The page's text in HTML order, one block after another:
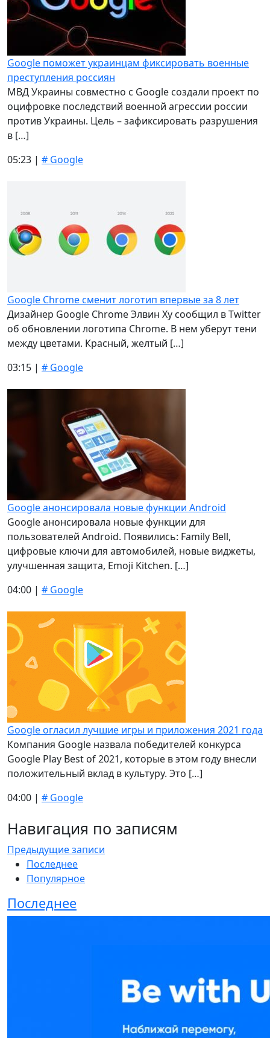
Google поможет украинцам фиксировать военные
преступления россиян
МВД Украины совместно с Google создали проект по
оцифровке последствий военной агрессии россии
против Украины. Цель – зафиксировать разрушения
в […]
05:23 | # Google
Google Chrome сменит логотип впервые за 8 лет
Дизайнер Google Chrome Элвин Ху сообщил в Twitter
об обновлении логотипа Chrome. В нем уберут тени
между цветами. Красный, желтый […]
03:15 | # Google
Google анонсировала новые функции Android
Google анонсировала новые функции для
пользователей Android. Появились: Family Bell,
цифровые ключи для автомобилей, новые виджеты,
улучшенная защита, Emoji Kitchen. […]
04:00 | # Google
Google огласил лучшие игры и приложения 2021 года
Компания Google назвала победителей конкурса
Google Play Best of 2021, которые в этом году внесли
положительный вклад в культуру. Это […]
04:00 | # Google
Навигация по записям
Предыдущие записи
Последнее
Популярное
Последнее